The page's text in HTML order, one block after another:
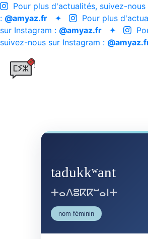
Pour plus d'actualités, suivez-nous
: @amyaz.fr ✦
Pour plus
sur Instagram : @amyaz.fr ✦
suivez-nous sur Instagram :
tadukkʷant
ⵜⴰⴷⵓⴽⴽⵯⴰⵏⵜ
nom féminin